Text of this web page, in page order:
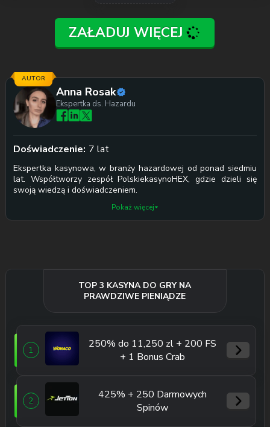
ZAŁADUJ WIĘCEJ
AUTOR
Anna Rosak
Ekspertka ds. Hazardu
Doświadczenie: 7 lat
Ekspertka kasynowa, w branży hazardowej od ponad siedmiu
lat. Współtworzy zespół PolskiekasynoHEX, gdzie dzieli się
swoją wiedzą i doświadczeniem.
Pokaż więcej
TOP 3 KASYNA DO GRY NA
PRAWDZIWE PIENIĄDZE
1
250% do 11,250 zl + 200 FS
+ 1 Bonus Crab
2
425% + 250 Darmowych
Spinów